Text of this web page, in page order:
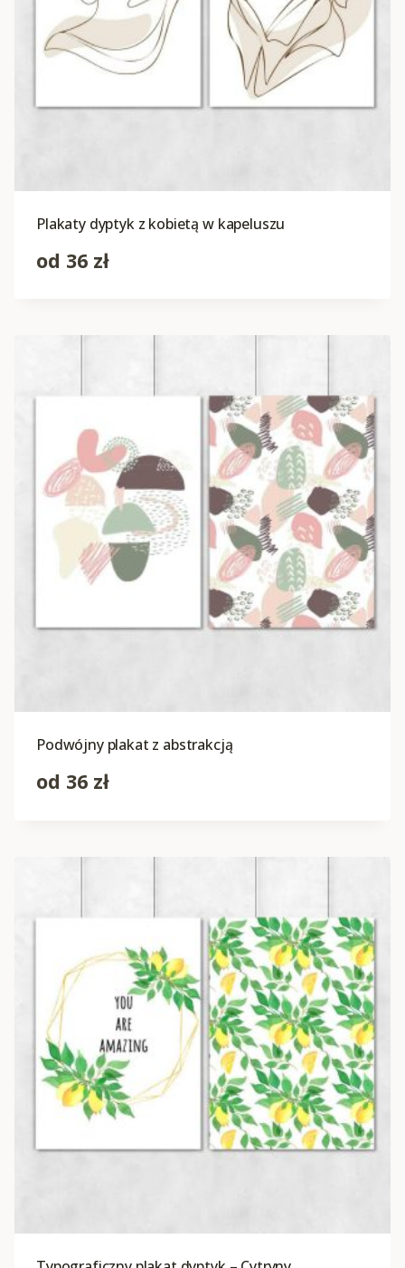
Plakaty dyptyk z kobietą w kapeluszu
od 36 zł
Podwójny plakat z abstrakcją
od 36 zł